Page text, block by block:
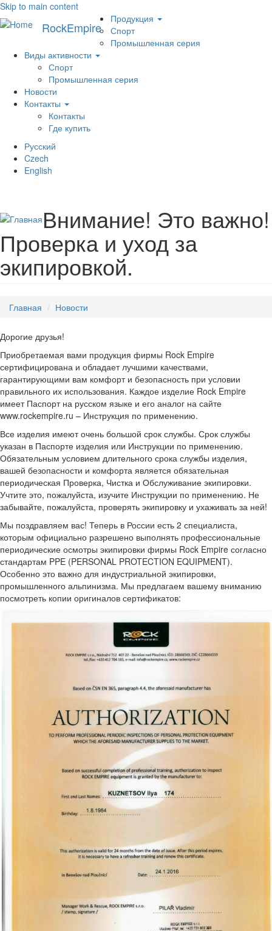
Skip to main content
RockEmpire
Меню
Продукция
Спорт
Промышленная серия
Виды активности
Спорт
Промышленная серия
Новости
Контакты
Контакты
Где купить
Русский
Czech
English
Внимание! Это важно!
Проверка и уход за
экипировкой.
Главная Новости
Дорогие друзья!
Приобретаемая вами продукция фирмы Rock Empire
сертифицирована и обладает лучшими качествами,
гарантирующими вам комфорт и безопасность при условии
правильного их использования. Каждое изделие Rock Empire
имеет Паспорт на русском языке и его аналог на сайте
www.rockempire.ru – Инструкция по применению.
Все изделия имеют очень большой срок службы. Срок службы
указан в Паспорте изделия или Инструкции по применению.
Обязательным условием длительного срока службы изделия,
вашей безопасности и комфорта является обязательная
периодическая Проверка, Чистка и Обслуживание экипировки.
Учтите это, пожалуйста, изучите Инструкции по применению. Не
забывайте, пожалуйста, проверять экипировку и ухаживать за ней!
Мы поздравляем вас! Теперь в России есть 2 специалиста,
которым официально разрешено выполнять профессиональные
периодические осмотры экипировки фирмы Rock Empire согласно
стандартам PPE (PERSONAL PROTECTION EQUIPMENT).
Особенно это важно для индустриальной экипировки,
промышленного альпинизма. Мы предлагаем вашему вниманию
посмотреть копии оригиналов сертификатов: